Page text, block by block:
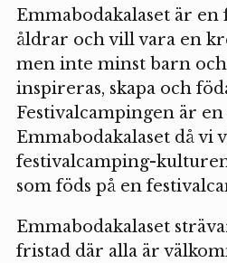
Emmabodakalaset är
åldrar och vill vara en
men inte minst barn
inspireras, skapa och
Festivalcampingen är
Emmabodakalaset då vi
festivalcamping-
som föds på en
Emmabodakalaset
fristad där alla är